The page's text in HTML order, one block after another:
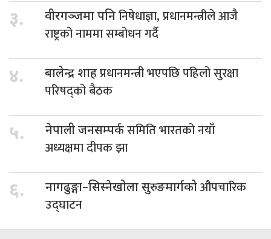
३. वीरगञ्जमा पनिनिषेधाज्ञा, प्रधानमन्त्रीले आजै
राष्ट्रको नाममा सम्बोधन गर्दै
४. बालेन्द्र शाहप्रधानमन्त्री भएपछि पहिलो सुरक्षा
परिषद्को बैठक
५. नेपाली जनसम्पर्कसमिति भारतको नयाँ
अध्यक्षमा दीपक झा
६. नागढुङ्गा–सिस्नेखोला सुरुङमार्गकोऔपचारिक
उद्घाटन